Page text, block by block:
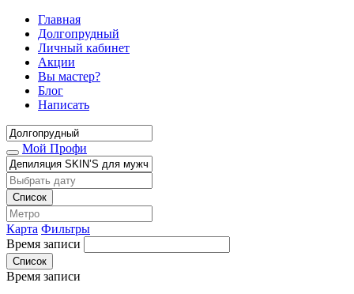
Главная
Долгопрудный
Личный кабинет
Акции
Вы мастер?
Блог
Написать
Мой Профи
Список
Карта Фильтры
Время записи
Список
Время записи